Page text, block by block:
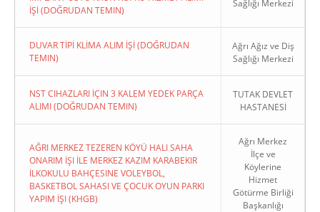
Copyright 2022. Ağrı Valiliği
İŞİ (DOĞRUDAN TEMIN)
Sağlığı Merkezi
DUVAR TİPİ KLİMA ALIM İŞİ (DOĞRUDAN
TEMIN)
Ağrı Ağız ve Diş
Sağlığı Merkezi
NST CIHAZLARI İÇIN 3 KALEM YEDEK PARÇA
ALIMI (DOĞRUDAN TEMIN)
TUTAK DEVLET
HASTANESİ
AĞRI MERKEZ TEZEREN KÖYÜ HALI SAHA
ONARIM İŞI İLE MERKEZ KAZIM KARABEKIR
İLKOKULU BAHÇESINE VOLEYBOL,
BASKETBOL SAHASI VE ÇOCUK OYUN PARKI
YAPIM İŞI (KHGB)
Ağrı Merkez
İlçe ve
Köylerine
Hizmet
Götürme Birliği
Başkanlığı